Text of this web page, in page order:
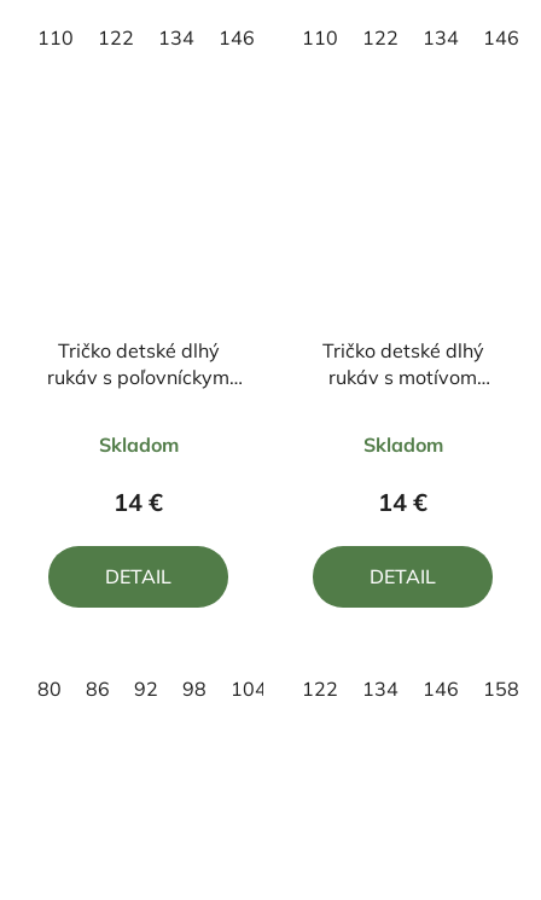
110
122 134 146 158110
122 134 146
Tričko detské dlhý
rukáv s poľovníckym
hodnotenie
produktu
5,0
z
Skladom
14 €
DETAIL
80 86 92 98 104
Tričko detské dlhý
rukáv s motívom
hodnotenie
produktu
5,0
z
Skladom
14 €
DETAIL
122 134 146 158